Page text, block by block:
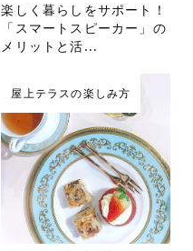
楽しく暮らしをサポート！
「スマートスピーカー」の
メリットと活...
屋上テラスの楽しみ方